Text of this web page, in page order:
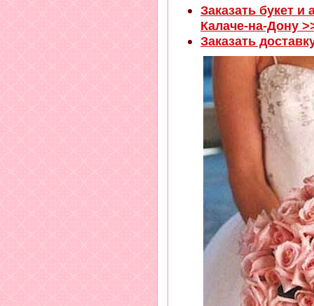
Заказать букет
Калаче-на-Дону
Заказать